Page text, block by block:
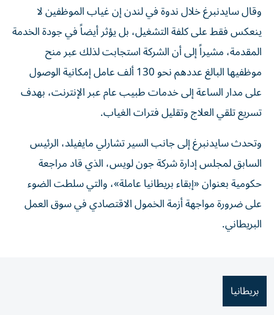
وقال سايدنبرغ خلال ندوة في لندن إن غياب الموظفين لا
ينعكس فقط على كلفة التشغيل، بل يؤثر أيضاً في جودة الخدمة
المقدمة، مشيراً إلى أن الشركة استجابت لذلك عبر منح
موظفيها البالغ عددهم نحو 130 ألف عامل إمكانية الوصول
على مدار الساعة إلى خدمات طبيب عام عبر الإنترنت، بهدف
تسريع تلقي العلاج وتقليل فترات الغياب.
وتحدث سايدنبرغ إلى جانب السير تشارلي مايفيلد، الرئيس
السابق لمجلس إدارة شركة جون لويس، الذي قاد مراجعة
حكومية بعنوان «إبقاء بريطانيا عاملة»، والتي سلطت الضوء
على ضرورة مواجهة أزمة الخمول الاقتصادي في سوق العمل
البريطاني.
بريطانيا